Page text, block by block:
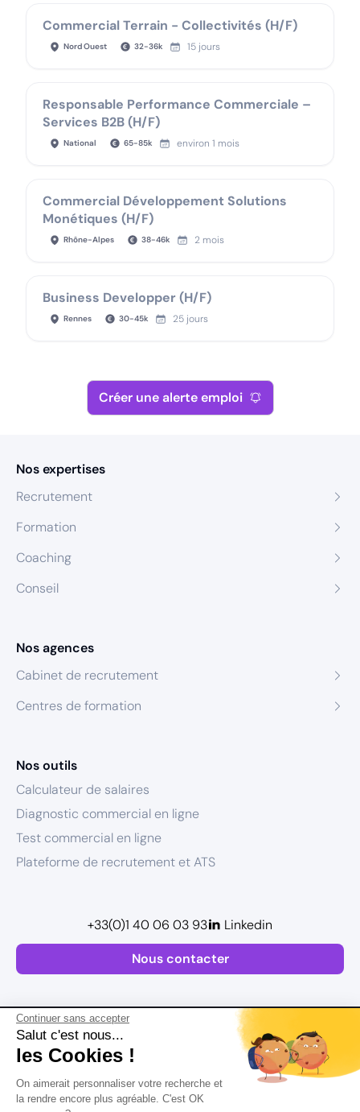
Continuer sans accepter
Salut c'est nous...
les Cookies !
On aimerait personnaliser votre recherche et
la rendre encore plus agréable. C'est OK
Commercial Terrain - Collectivités (H/F)
Nord Ouest 32-36k 15 jours
Responsable Performance Commerciale –
Services B2B (H/F)
National 65-85k environ 1 mois
Commercial Développement Solutions
Monétiques (H/F)
Rhône-Alpes 38-46k 2 mois
Business Developper (H/F)
Rennes 30-45k 25 jours
Créer une alerte emploi
Nos expertises
Recrutement
Formation
Coaching
Conseil
Nos agences
Cabinet de recrutement
Centres de formation
Nos outils
Calculateur de salaires
Diagnostic commercial en ligne
Test commercial en ligne
Plateforme de recrutement et ATS
Nous contacter
+33(0)1 40 06 03 93 Linkedin
Plan de site
Mentions légales